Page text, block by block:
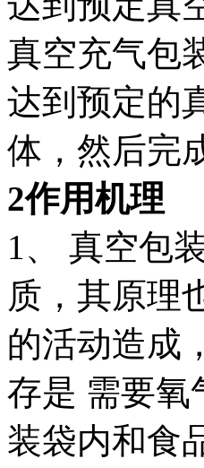
真空充气包
达到预定的
体，然后完
2作用机理
1、 真空包
质，其原理
的活动造成
存是 需要氧
装袋内和食